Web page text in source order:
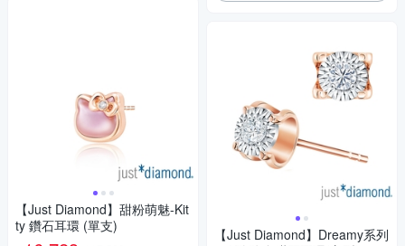
【Just Diamond】甜粉萌魅-Kit
ty 鑽石耳環 (單支)
【Just Diamond】Dreamy系列